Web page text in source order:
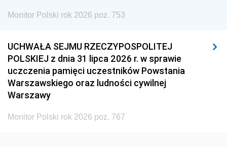
Monitor Polski rok 2026 poz. 753
UCHWAŁA SEJMU RZECZYPOSPOLITEJ
POLSKIEJ z dnia 31 lipca 2026 r. w sprawie
uczczenia pamięci uczestników Powstania
Warszawskiego oraz ludności cywilnej
Warszawy
Monitor Polski rok 2026 poz. 767